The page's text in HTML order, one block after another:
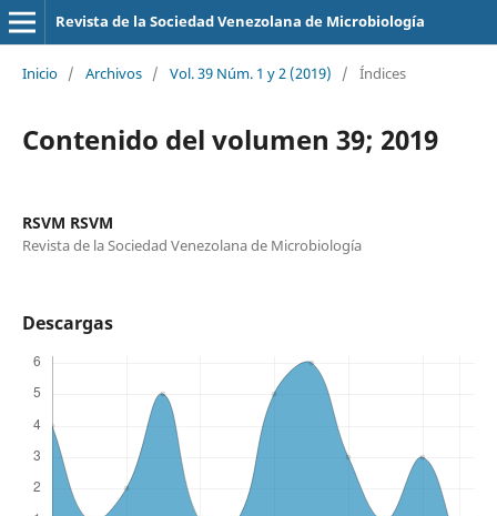
Revista de la Sociedad Venezolana de Microbiología
Inicio / Archivos / Vol. 39 Núm. 1 y 2 (2019) / Índices
Contenido del volumen 39; 2019
RSVM RSVM
Revista de la Sociedad Venezolana de Microbiología
Descargas